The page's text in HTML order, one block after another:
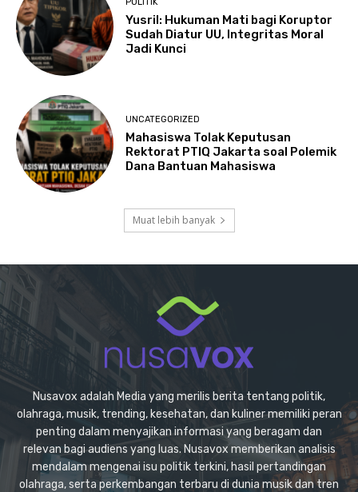
POLITIK
Yusril: Hukuman Mati bagi Koruptor
Sudah Diatur UU, Integritas Moral
Jadi Kunci
UNCATEGORIZED
Mahasiswa Tolak Keputusan
Rektorat PTIQ Jakarta soal Polemik
Dana Bantuan Mahasiswa
Muat lebih banyak
Nusavox adalah Media yang merilis berita tentang politik,
olahraga, musik, trending, kesehatan, dan kuliner memiliki peran
penting dalam menyajikan informasi yang beragam dan
relevan bagi audiens yang luas. Nusavox memberikan analisis
mendalam mengenai isu politik terkini, hasil pertandingan
olahraga, serta perkembangan terbaru di dunia musik dan tren